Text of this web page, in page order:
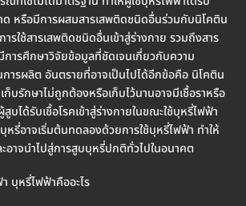
หรือมีการผสมสารเสพติดชนิดอื่นร่วมกับนิโคติน
รใช้สารเสพติดชนิดอื่นเข้าสู่ร่างกาย รวมถึงสาร
ารศึกษาวิจัยข้อมูลที่ชัดเจนเกี่ยวกับความ
ารผลิต อันตรายที่อาจเป็นไปได้อีกข้อคือ นิโคติน
บรักษาไม่ถูกต้องหรือเก็บไว้นานอาจมีเชื้อราหรือ
บได้รับเชื้อโรคเข้าสู่ร่างกายในขณะใช้บุหรี่ไฟฟ้า
หรี่อาจเริ่มต้นทดลองด้วยการใช้บุหรี่ไฟฟ้า ทำให้
อาจนำไปสู่การสูบบุหรี่ปกติทั่วไปในอนาคต
บุหรี่ไฟฟ้าคืออะไร